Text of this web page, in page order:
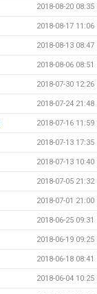
2018-08-20 08:35
2018-08-17 11:06
2018-08-13 08:47
2018-08-06 08:51
2018-07-30 12:26
2018-07-24 21:48
2018-07-16 11:59
2018-07-13 17:35
2018-07-13 10:40
2018-07-05 21:32
2018-07-01 21:00
2018-06-25 09:31
2018-06-19 09:25
2018-06-18 08:41
2018-06-04 10:25